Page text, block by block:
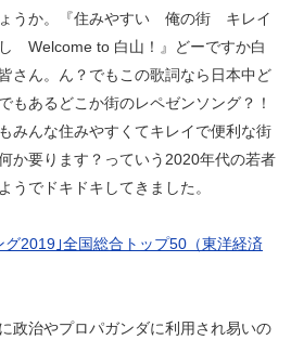
うか。『住みやすい 俺の街 キレイ
Welcome to 白山！』どーですか白
さん。ん？でもこの歌詞なら日本中ど
もあるどこか街のレペゼンソング？！
みんな住みやすくてキレイで便利な街
か要ります？っていう2020年代の若者
うでドキドキしてきました。
グ2019｣全国総合トップ50（東洋経済
政治やプロパガンダに利用され易いの